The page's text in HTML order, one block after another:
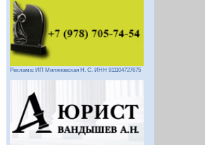
Реклама: ИП Миляновская Н. С. ИНН 911104727675